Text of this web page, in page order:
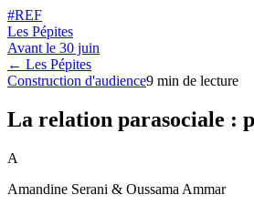
#REF
Les Pépites
Avant le 30 juin
← Les Pépites
Construction d'audience9 min de lecture
La relation parasociale :
A
Amandine Serani & Oussama Ammar